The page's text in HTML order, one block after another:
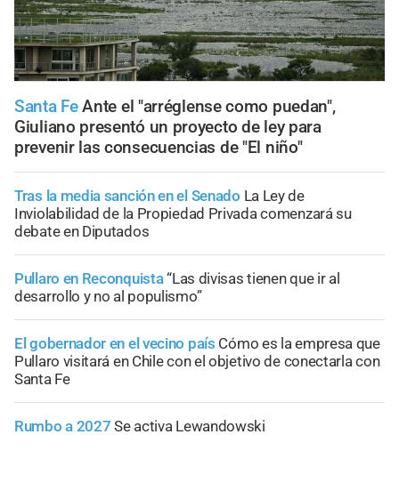
Santa Fe Ante el "arréglense como puedan",
Giuliano presentó un proyecto de ley para
prevenir las consecuencias de "El niño"
Tras la media sanción en el Senado La Ley de
Inviolabilidad de la Propiedad Privada comenzará su
debate en Diputados
Pullaro en Reconquista“Las divisas tienen que ir al
desarrollo y no al populismo”
El gobernador en el vecino país Cómo es la empresa que
Pullaro visitará en Chile con el objetivo de conectarla con
Santa Fe
Rumbo a 2027 Se activa Lewandowski